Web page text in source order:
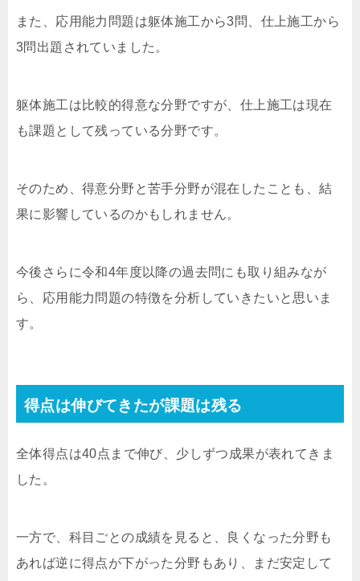
また、応用能力問題は躯体施工から3問、仕上施工から
3問出題されていました。
躯体施工は比較的得意な分野ですが、仕上施工は現在
も課題として残っている分野です。
そのため、得意分野と苦手分野が混在したことも、結
果に影響しているのかもしれません。
今後さらに令和4年度以降の過去問にも取り組みなが
ら、応用能力問題の特徴を分析していきたいと思いま
す。
得点は伸びてきたが課題は残る
全体得点は40点まで伸び、少しずつ成果が表れてきま
した。
一方で、科目ごとの成績を見ると、良くなった分野も
あれば逆に得点が下がった分野もあり、まだ安定して